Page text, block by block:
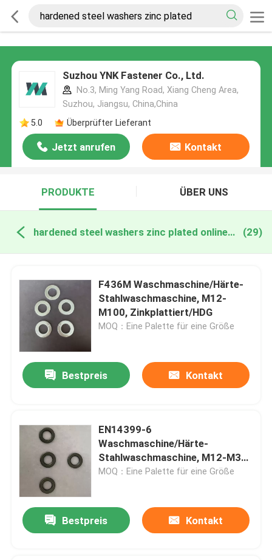
Suzhou YNK Fastener Co., Ltd.
No.3, Ming Yang Road, Xiang Cheng Area,
Suzhou, Jiangsu, China,China
5.0
Überprüfter Lieferant
Jetzt anrufen Kontakt
PRODUKTE ÜBER UNS
hardened steel washers zinc plated online manufacture (29)
F436M Waschmaschine/Härte-
Stahlwaschmaschine, M12-
M100, Zinkplattiert/HDG
MOQ：Eine Palette für eine Größe
Bestpreis Kontakt
EN14399-6
Waschmaschine/Härte-
Stahlwaschmaschine, M12-M36,
Zinkplattiert/HDG
MOQ：Eine Palette für eine Größe
Bestpreis Kontakt